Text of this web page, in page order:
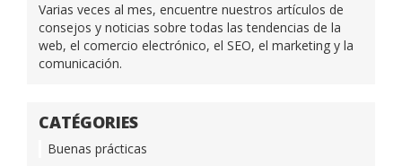
Varias veces al mes, encuentre nuestros artículos de
consejos y noticias sobre todas las tendencias de la
web, el comercio electrónico, el SEO, el marketing y la
comunicación.
CATÉGORIES
Buenas prácticas